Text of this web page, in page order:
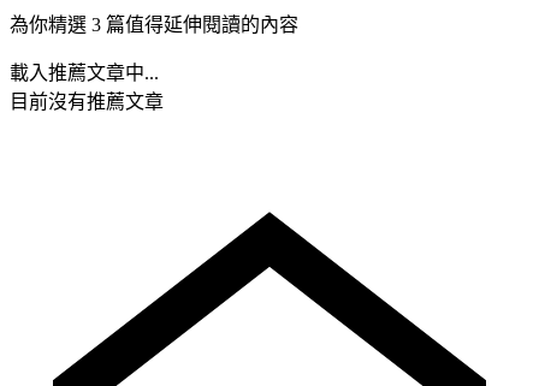
為你精選 3 篇值得延伸閱讀的內容
載入推薦文章中...
目前沒有推薦文章